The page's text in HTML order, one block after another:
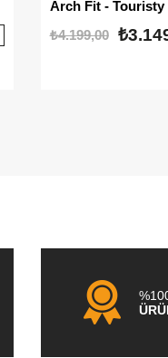
Arch Fit - Touristy
₺4.199,00